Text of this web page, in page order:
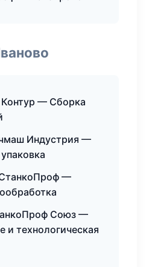
— Сборка
Индустрия —
—
Союз —
и технологическая